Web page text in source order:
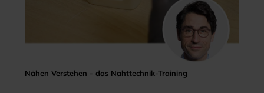
Nähen Verstehen - das Nahttechnik-Training